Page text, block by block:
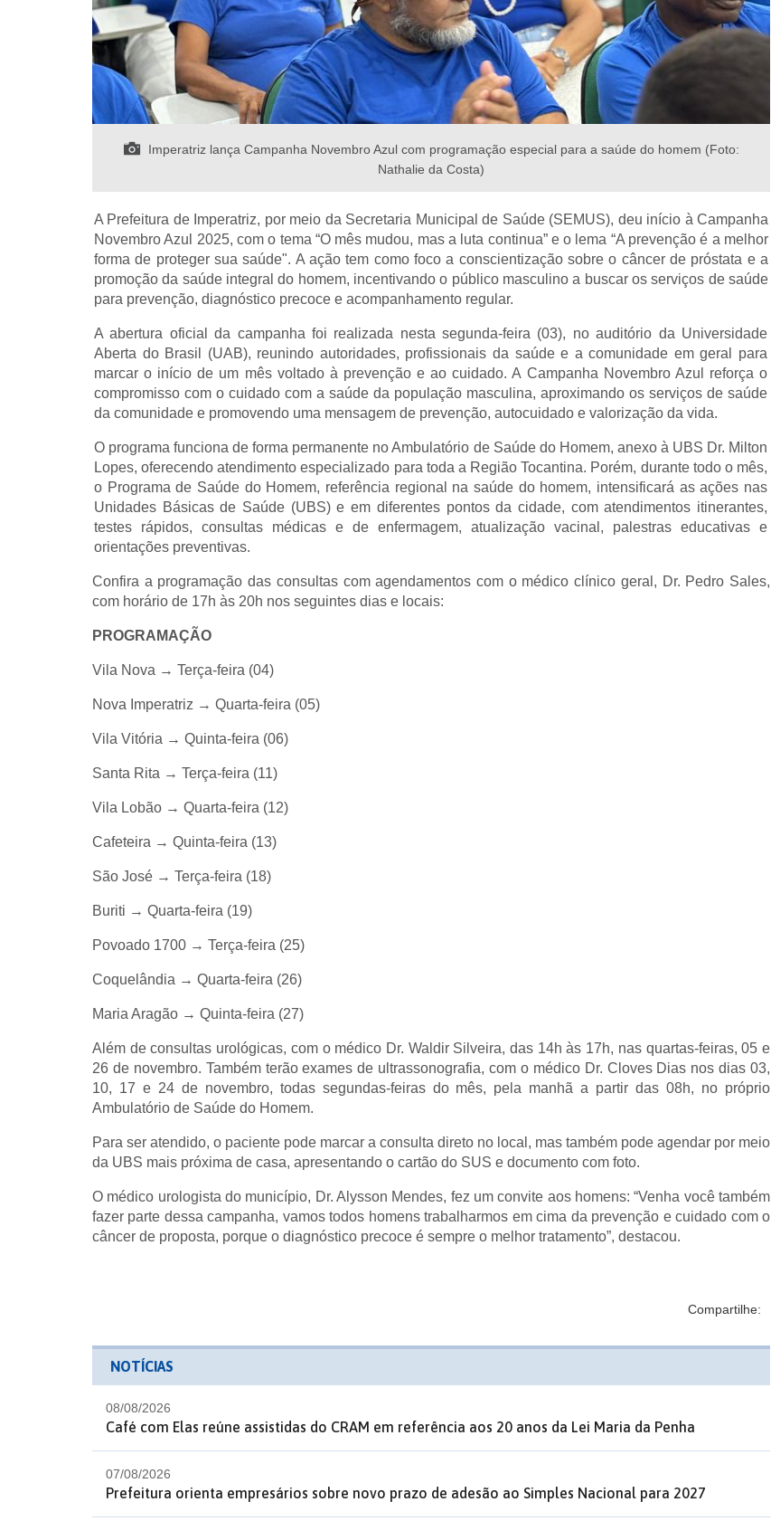
Imperatriz lança Campanha Novembro Azul com programação especial para a saúde do homem (Foto:
Nathalie da Costa)
A Prefeitura de Imperatriz, por meio da Secretaria Municipal de Saúde (SEMUS), deu início à Campanha
Novembro Azul 2025, com o tema “O mês mudou, mas a luta continua” e o lema “A prevenção é a melhor
forma de proteger sua saúde". A ação tem como foco a conscientização sobre o câncer de próstata e a
promoção da saúde integral do homem, incentivando o público masculino a buscar os serviços de saúde
para prevenção, diagnóstico precoce e acompanhamento regular.
A abertura oficial da campanha foi realizada nesta segunda-feira (03), no auditório da Universidade
Aberta do Brasil (UAB), reunindo autoridades, profissionais da saúde e a comunidade em geral para
marcar o início de um mês voltado à prevenção e ao cuidado. A Campanha Novembro Azul reforça o
compromisso com o cuidado com a saúde da população masculina, aproximando os serviços de saúde
da comunidade e promovendo uma mensagem de prevenção, autocuidado e valorização da vida.
O programa funciona de forma permanente no Ambulatório de Saúde do Homem, anexo à UBS Dr. Milton
Lopes, oferecendo atendimento especializado para toda a Região Tocantina. Porém, durante todo o mês,
o Programa de Saúde do Homem, referência regional na saúde do homem, intensificará as ações nas
Unidades Básicas de Saúde (UBS) e em diferentes pontos da cidade, com atendimentos itinerantes,
testes rápidos, consultas médicas e de enfermagem, atualização vacinal, palestras educativas e
orientações preventivas.
Confira a programação das consultas com agendamentos com o médico clínico geral, Dr. Pedro Sales,
com horário de 17h às 20h nos seguintes dias e locais:
PROGRAMAÇÃO
Vila Nova → Terça-feira (04)
Nova Imperatriz → Quarta-feira (05)
Vila Vitória → Quinta-feira (06)
Santa Rita → Terça-feira (11)
Vila Lobão → Quarta-feira (12)
Cafeteira → Quinta-feira (13)
São José → Terça-feira (18)
Buriti → Quarta-feira (19)
Povoado 1700 → Terça-feira (25)
Coquelândia → Quarta-feira (26)
Maria Aragão → Quinta-feira (27)
Além de consultas urológicas, com o médico Dr. Waldir Silveira, das 14h às 17h, nas quartas-feiras, 05 e
26 de novembro. Também terão exames de ultrassonografia, com o médico Dr. Cloves Dias nos dias 03,
10, 17 e 24 de novembro, todas segundas-feiras do mês, pela manhã a partir das 08h, no próprio
Ambulatório de Saúde do Homem.
Para ser atendido, o paciente pode marcar a consulta direto no local, mas também pode agendar por meio
da UBS mais próxima de casa, apresentando o cartão do SUS e documento com foto.
O médico urologista do município, Dr. Alysson Mendes, fez um convite aos homens: “Venha você também
fazer parte dessa campanha, vamos todos homens trabalharmos em cima da prevenção e cuidado com o
câncer de proposta, porque o diagnóstico precoce é sempre o melhor tratamento”, destacou.
Compartilhe:
NOTÍCIAS
08/08/2026
Café com Elas reúne assistidas do CRAM em referência aos 20 anos da Lei Maria da Penha
07/08/2026
Prefeitura orienta empresários sobre novo prazo de adesão ao Simples Nacional para 2027